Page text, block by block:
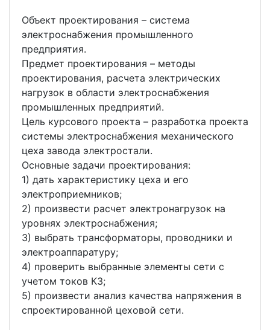
Объект проектирования – система
электроснабжения промышленного
предприятия.
Предмет проектирования – методы
проектирования, расчета электрических
нагрузок в области электроснабжения
промышленных предприятий.
Цель курсового проекта – разработка проекта
системы электроснабжения механического
цеха завода электростали.
Основные задачи проектирования:
1) дать характеристику цеха и его
электроприемников;
2) произвести расчет электронагрузок на
уровнях электроснабжения;
3) выбрать трансформаторы, проводники и
электроаппаратуру;
4) проверить выбранные элементы сети с
учетом токов КЗ;
5) произвести анализ качества напряжения в
спроектированной цеховой сети.